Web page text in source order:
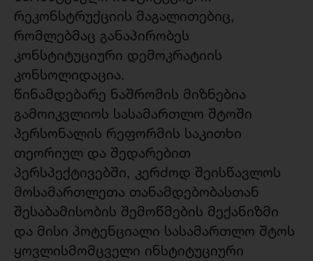
რეკონსტრუქციის მაგალითებიც,
რომლებმაც განაპირობეს
კონსტიტუციური დემოკრატიის
კონსოლიდაცია.
წინამდებარე ნაშრომის მიზნებია
გამოიკვლიოს სასამართლო შტოში
პერსონალის რეფორმის საკითხი
თეორიულ და შედარებით
პერსპექტივებში, კერძოდ შეისწავლოს
მოსამართლეთა თანამდებობასთან
შესაბამისობის შემოწმების მექანიზმი
და მისი პოტენციალი სასამართლო შტოს
ყოვლისმომცველი ინსტიტუციური